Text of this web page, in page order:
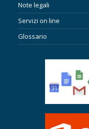
Note legali
Servizi on line
Glossario